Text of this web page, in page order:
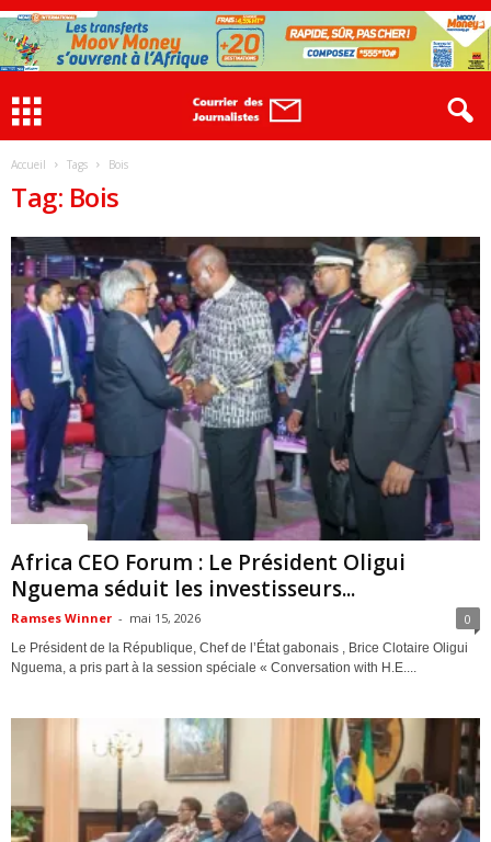
Accueil Tags Bois
Tag: Bois
Africa CEO Forum : Le Président Oligui
Nguema séduit les investisseurs...
Ramses Winner - mai 15, 2026 0
Le Président de la République, Chef de l’État gabonais , Brice Clotaire Oligui
Nguema, a pris part à la session spéciale « Conversation with H.E....